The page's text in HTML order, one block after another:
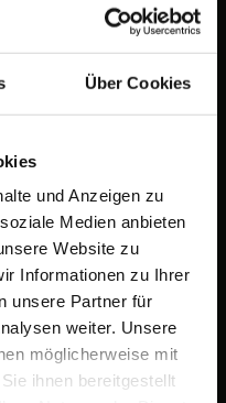
Über Cookies
und Anzeigen zu
Medien anbieten
Website zu
Informationen zu Ihrer
unsere Partner für
weiter. Unsere
möglicherweise mit
ihnen bereitgestellt